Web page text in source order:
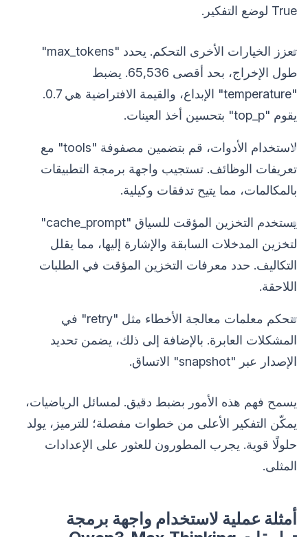
True لوضع التفكير.
تعزز الخيارات الأخرى التحكم. يحدد "max_tokens"
طول الإخراج، بحد أقصى 65,536. يضبط
"temperature" الإبداع، والقيمة الافتراضية هي 0.7.
يقوم "top_p" بتحسين أخذ العينات.
لاستخدام الأدوات، قم بتضمين مصفوفة "tools" مع
تعريفات الوظائف. تستجيب واجهة برمجة التطبيقات
بالمكالمات، مما يتيح تدفقات وكيلية.
يستخدم التخزين المؤقت للسياق "cache_prompt"
لتخزين المدخلات السابقة والإشارة إليها، مما يقلل
التكاليف. حدد معرفات التخزين المؤقت في الطلبات
اللاحقة.
تتحكم معلمات معالجة الأخطاء مثل "retry" في
المشكلات العابرة. بالإضافة إلى ذلك، يضمن تحديد
الإصدار عبر "snapshot" الاتساق.
يسمح فهم هذه الأمور بضبط دقيق. لمسائل الرياضيات،
يمكّن التفكير الأعلى من خطوات مفصلة؛ للترميز، يولد
حلولًا قوية. يجرب المطورون للعثور على الإعدادات
المثلى.
أمثلة عملية لاستخدام واجهة برمجة